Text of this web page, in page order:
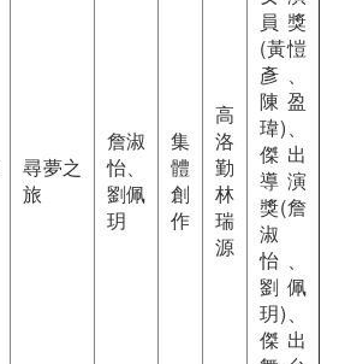
尋夢之
旅
詹淑
怡、
劉佩
玥
集
體
創
作
高
洛
勤
林
瑞
源
員獎
(黃愷
彥、
陳盈
瑋)、
傑出
導演
獎(詹
淑
怡、
劉佩
玥)、
傑出